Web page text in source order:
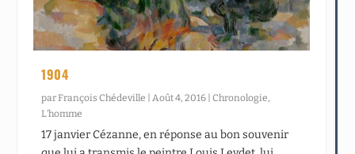
1904
par François Chédeville Août 4, 2016 |Chronologie
L’homme
17 janvier Cézanne, en réponse au bon souvenir